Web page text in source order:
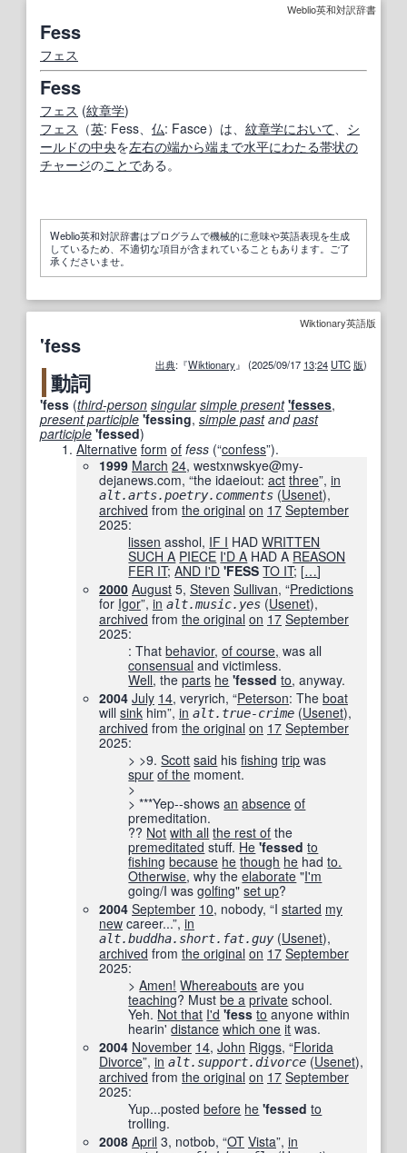
Weblio英和対訳辞書
Fess
フェス
Fess
フェス (紋章学)
フェス （英: Fess、 仏: Fasce）は、 紋章学において
シ
ールドの中央を左右の端から端まで水平にわたる帯状の
チャージのことである。
Weblio英和対訳辞書はプログラムで機械的に意味や英語表現を生成
しているため、不適切な項目が含まれていることもあります。ご了
承くださいませ。
Wiktionary英語版
'fess
出典:『Wiktionary』 (2025/09/17 13:24 UTC 版)
動詞
'fess (third-person singular simple present 'fesses,
present participle 'fessing, simple pastandpast
participle 'fessed)
Alternative form of fess (“confess”).
1999 March 24, westxnwskye@my-
dejanews.com, “the idaeiout: act three”, in
alt.arts.poetry.comments ‎ (Usenet),
archived from the original on 17 September
2025:
lissen asshol, IF I HADWRITTEN
SUCH A PIECE I'D A HAD A REASON
FER IT;AND I'D 'FESS TO IT; […]
2000 August 5, Steven Sullivan, “Predictions
for Igor”,in alt.music.yes ‎ (Usenet),
archived from the original on 17 September
2025:
: Thatbehavior,of course, was all
consensual and victimless.
Well, theparts he 'fessed to, anyway.
2004 July 14, veryrich, “Peterson: The boat
will sink him”, in alt.true-crime ‎ (Usenet),
archived from the original on 17 September
2025:
> >9.Scott said hisfishing trip was
spur of the moment.
>
> ***Yep--showsan absence of
premeditation.
?? Not with all the rest of the
premeditated stuff. He 'fessed to
fishing because he though he hadto.
Otherwise, why theelaborate "I'm
going/I wasgolfing"set up?
2004 September 10, nobody, “I started my
new career...”, in
alt.buddha.short.fat.guy‎ (Usenet),
archived from the original on 17 September
2025:
>Amen! Whereabouts are you
teaching? Mustbe a private school.
Yeh. Not that I'd 'fess to anyone within
hearin'distance which one it was.
2004 November 14, John Riggs, “Florida
Divorce”, in alt.support.divorce ‎ (Usenet),
archived from the original on 17 September
2025:
Yup...postedbefore he 'fessed to
trolling.
2008 April 3, notbob, “OT Vista”, in